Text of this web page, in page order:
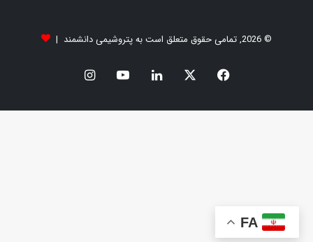
© 2026, تمامی حقوق متعلق است به پتروشیمی دانشمند |
FA